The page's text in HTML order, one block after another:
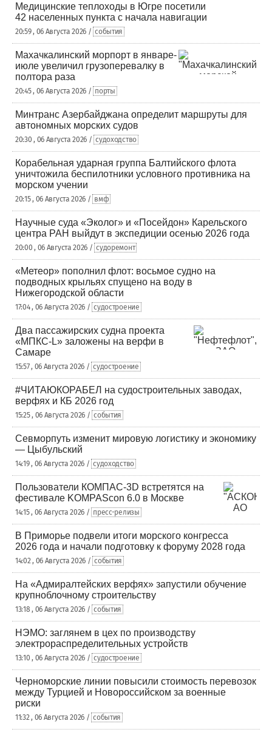
Медицинские теплоходы в Югре посетили
42 населенных пункта с начала навигации
20:59 , 06 Августа 2026 / события
Махачкалинский морпорт в январе-
июле увеличил грузоперевалку в
полтора раза
20:45 , 06 Августа 2026 / порты
Минтранс Азербайджана определит маршруты для
автономных морских судов
20:30 , 06 Августа 2026 / судоходство
Корабельная ударная группа Балтийского флота
уничтожила беспилотники условного противника на
морском учении
20:15 , 06 Августа 2026 / вмф
Научные суда «Эколог» и «Посейдон» Карельского
центра РАН выйдут в экспедиции осенью 2026 года
20:00 , 06 Августа 2026 / судоремонт
«Метеор» пополнил флот: восьмое судно на
подводных крыльях спущено на воду в
Нижегородской области
17:04 , 06 Августа 2026 / судостроение
Два пассажирских судна проекта
«МПКС-L» заложены на верфи в
Самаре
15:57 , 06 Августа 2026 / судостроение
#ЧИТАЮКОРАБЕЛ на судостроительных заводах,
верфях и КБ 2026 год
15:25 , 06 Августа 2026 / события
Севморпуть изменит мировую логистику и экономику
— Цыбульский
14:19 , 06 Августа 2026 / судоходство
Пользователи КОМПАС-3D встретятся на
фестивале KOMPAScon 6.0 в Москве
14:15 , 06 Августа 2026 / пресс-релизы
В Приморье подвели итоги морского конгресса
2026 года и начали подготовку к форуму 2028 года
14:02 , 06 Августа 2026 / события
На «Адмиралтейских верфях» запустили обучение
крупноблочному строительству
13:18 , 06 Августа 2026 / события
НЭМО: заглянем в цех по производству
электрораспределительных устройств
13:10 , 06 Августа 2026 / судостроение
Черноморские линии повысили стоимость перевозок
между Турцией и Новороссийском за военные
риски
11:32 , 06 Августа 2026 / события